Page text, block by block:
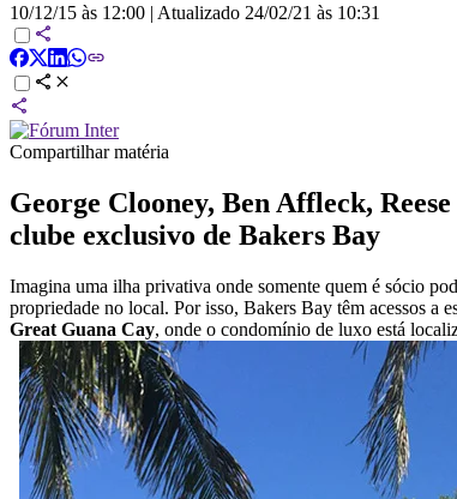
10/12/15 às 12:00 | Atualizado 24/02/21 às 10:31
Compartilhar matéria
George Clooney, Ben Affleck,
clube exclusivo de Bakers Bay
Imagina uma ilha privativa onde somente quem é sócio
propriedade no local. Por isso, Bakers Bay têm acessos a
Great Guana Cay, onde o condomínio de luxo está